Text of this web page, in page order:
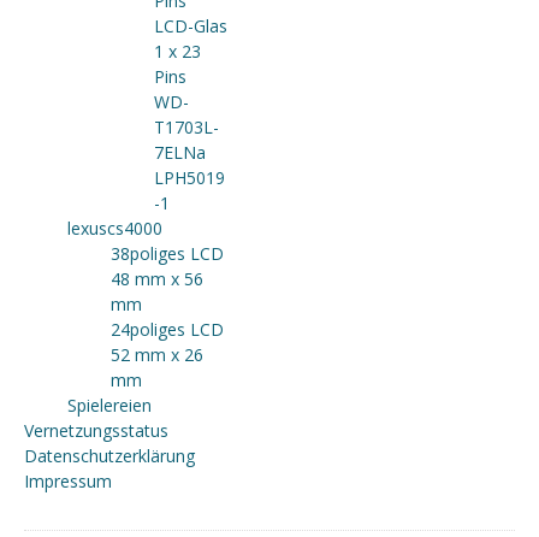
LCD-Glas
1 x 23
Pins
WD-
T1703L-
7ELNa
LPH5019
-1
lexuscs4000
38poliges LCD
48 mm x 56
mm
24poliges LCD
52 mm x 26
mm
Spielereien
Vernetzungsstatus
Datenschutzerklärung
Impressum